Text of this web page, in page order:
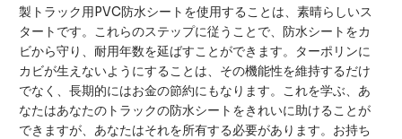
製トラック用PVC防水シートを使用することは、素晴らしいス
タートです。これらのステップに従うことで、防水シートをカ
ビから守り、耐用年数を延ばすことができます。ターポリンに
カビが生えないようにすることは、その機能性を維持するだけ
でなく、長期的にはお金の節約にもなります。これを学ぶ、あ
なたはあなたのトラックの防水シートをきれいに助けることが
できますが、あなたはそれを所有する必要があります。お持ち